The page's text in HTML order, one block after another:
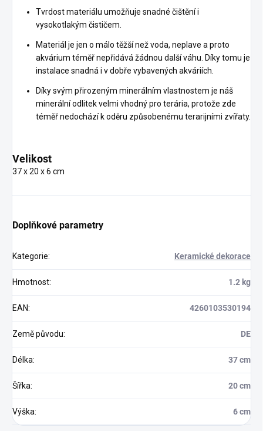
Tvrdost materiálu umožňuje snadné čištění i
vysokotlakým čističem.
Materiál je jen o málo těžší než voda, neplave a proto
akvárium téměř nepřidává žádnou další váhu. Díky tomu je
instalace snadná i v dobře vybavených akváriích.
Díky svým přirozeným minerálním vlastnostem je náš
minerální odlitek velmi vhodný pro terária, protože zde
téměř nedochází k oděru způsobenému terarijními zvířaty.
Velikost
37 x 20 x 6 cm
Doplňkové parametry
Kategorie: Keramické dekorace
Hmotnost: 1.2 kg
EAN: 4260103530194
Země původu: DE
Délka: 37 cm
Šířka: 20 cm
Výška: 6 cm